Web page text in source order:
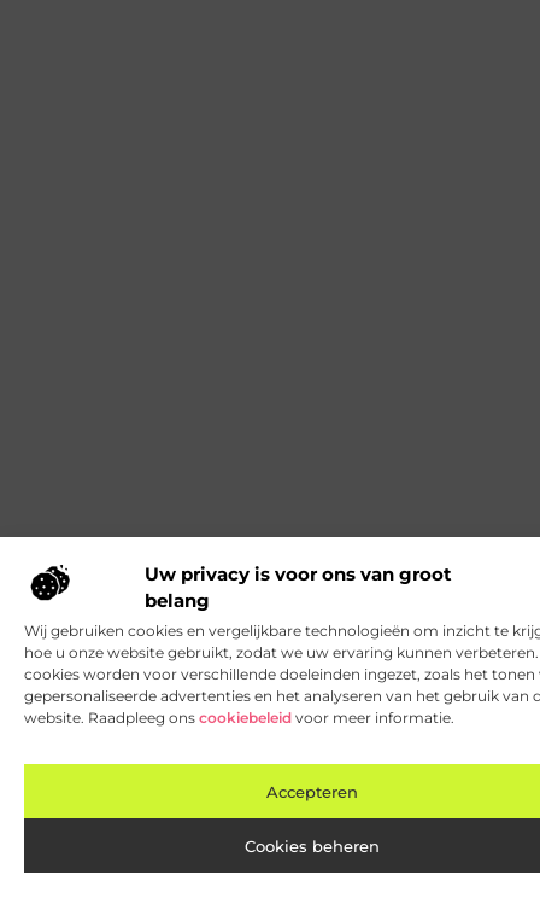
Uw privacy is voor ons van groot
belang
Wij gebruiken cookies en vergelijkbare technologieën om inzicht te
hoe u onze website gebruikt, zodat we uw ervaring kunnen verbeteren.
cookies worden voor verschillende doeleinden ingezet, zoals het tonen
gepersonaliseerde advertenties en het analyseren van het gebruik van
website. Raadpleeg ons cookiebeleid voor meer informatie.
Accepteren
Cookies beheren